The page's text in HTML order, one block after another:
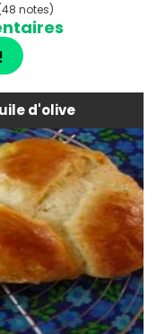
notes)
d'olive